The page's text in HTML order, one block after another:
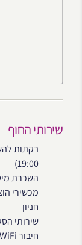
שירותי החוף
19:00)
השכרת
מכשירי
חניון
שירותי
חיבור WiFi חינם